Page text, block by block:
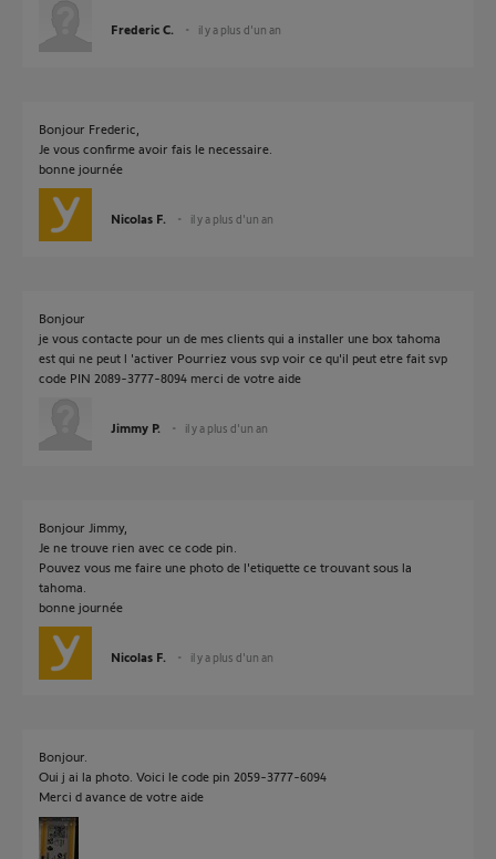
Frederic C. il y a plus d'un an
Bonjour Frederic,
Je vous confirme avoir fais le necessaire.
bonne journée
Nicolas F. il y a plus d'un an
Bonjour
je vous contacte pour un de mes clients qui a installer une box tahoma
est qui ne peut l 'activer Pourriez vous svp voir ce qu'il peut etre fait svp
code PIN 2089-3777-8094 merci de votre aide
Jimmy P. il y a plus d'un an
Bonjour Jimmy,
Je ne trouve rien avec ce code pin.
Pouvez vous me faire une photo de l'etiquette ce trouvant sous la
tahoma.
bonne journée
Nicolas F. il y a plus d'un an
Bonjour.
Oui j ai la photo. Voici le code pin 2059-3777-6094
Merci d avance de votre aide